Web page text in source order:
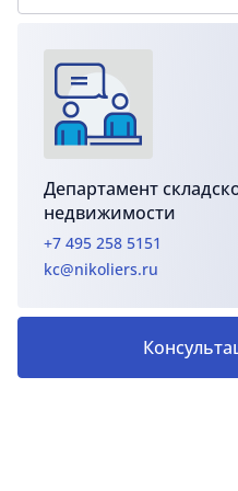
Департамент
недвижимости
+7 495 258 5151
kc@nikoliers.ru